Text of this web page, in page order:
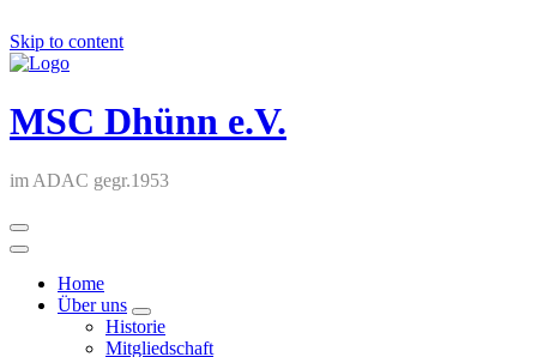
Skip to content
MSC Dhünn e.V.
im ADAC gegr.1953
Home
Über uns
Historie
Mitgliedschaft